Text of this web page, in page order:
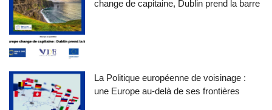
change de capitaine, Dublin prend la barre
La Politique européenne de voisinage :
une Europe au-delà de ses frontières